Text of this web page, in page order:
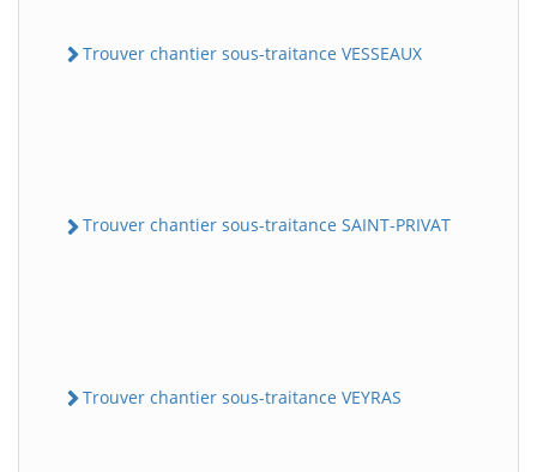
Trouver chantier sous-traitance VESSEAUX
Trouver chantier sous-traitance SAINT-PRIVAT
Trouver chantier sous-traitance VEYRAS